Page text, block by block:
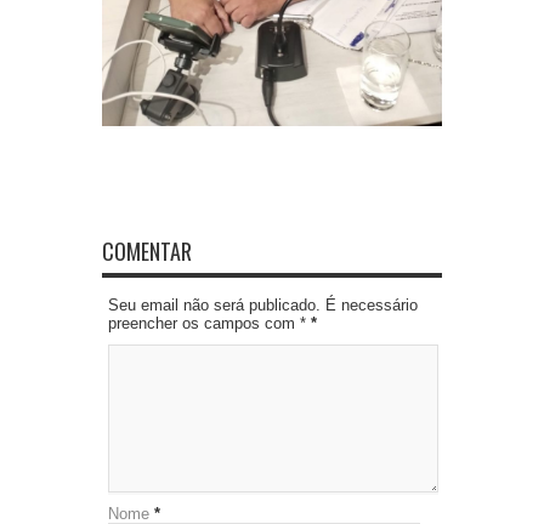
COMENTAR
Seu email não será publicado. É necessário
preencher os campos com * *
Nome *